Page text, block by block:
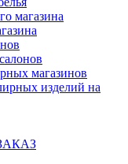
магазина
магазинов
изделий на